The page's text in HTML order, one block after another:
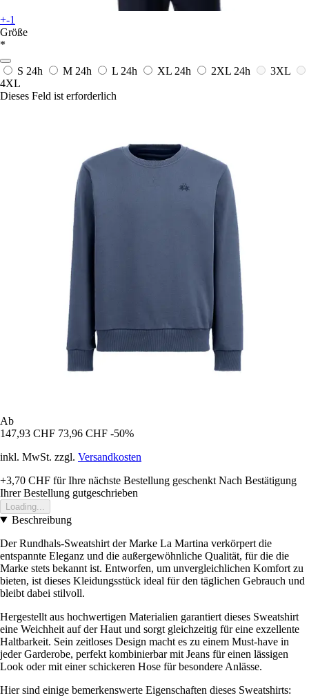
+-1
Größe
*
S 24h M 24h L 24h XL 24h 2XL 24h
3XL
4XL
Dieses Feld ist erforderlich
Ab
147,93 CHF 73,96 CHF -50%
inkl. MwSt. zzgl. Versandkosten
+3,70 CHF für Ihre nächste Bestellung geschenkt Nach Bestätigung
Ihrer Bestellung gutgeschrieben
Loading...
Beschreibung
Der Rundhals-Sweatshirt der Marke La Martina verkörpert die
entspannte Eleganz und die außergewöhnliche Qualität, für die die
Marke stets bekannt ist. Entworfen, um unvergleichlichen Komfort zu
bieten, ist dieses Kleidungsstück ideal für den täglichen Gebrauch und
bleibt dabei stilvoll.
Hergestellt aus hochwertigen Materialien garantiert dieses Sweatshirt
eine Weichheit auf der Haut und sorgt gleichzeitig für eine exzellente
Haltbarkeit. Sein zeitloses Design macht es zu einem Must-have in
jeder Garderobe, perfekt kombinierbar mit Jeans für einen lässigen
Look oder mit einer schickeren Hose für besondere Anlässe.
Hier sind einige bemerkenswerte Eigenschaften dieses Sweatshirts: